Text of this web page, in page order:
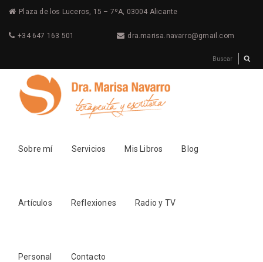
Plaza de los Luceros, 15 – 7ºA, 03004 Alicante
+34 647 163 501 dra.marisa.navarro@gmail.com
Sobre mí Servicios Mis Libros Blog
Artículos Reflexiones Radio y TV
Personal Contacto